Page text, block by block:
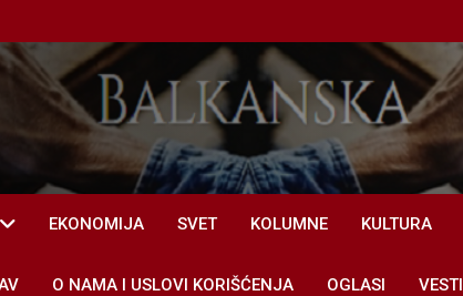
EKONOMIJA SVET KOLUMNE KULTURA
O NAMA I USLOVI KORIŠĆENJA OGLASI VESTI